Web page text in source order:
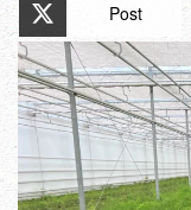
Post